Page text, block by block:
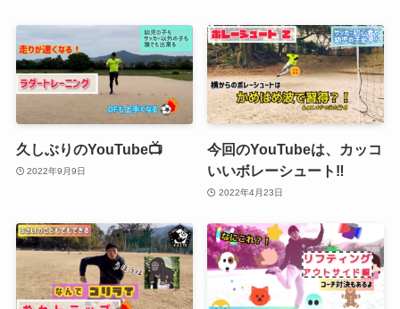
久しぶりのYouTube📺
2022年9月9日
今回のYouTubeは、カッコ
いいボレーシュート‼️
2022年4月23日